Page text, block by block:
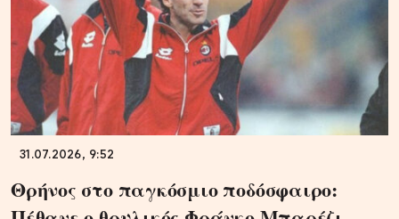
31.07.2026, 9:52
Θρήνος στο παγκόσμιο ποδόσφαιρο: